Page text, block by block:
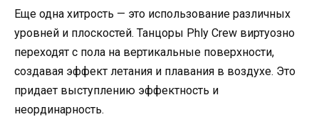
Еще одна хитрость — это использование различных
уровней и плоскостей. Танцоры Phly Crew виртуозно
переходят с пола на вертикальные поверхности,
создавая эффект летания и плавания в воздухе. Это
придает выступлению эффектность и
неординарность.